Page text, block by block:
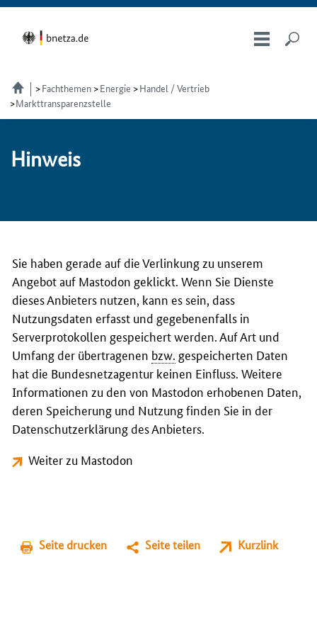
Fachthemen Energie
Handel / Vertrieb
Markttransparenzstelle
Hin­weis
Sie haben gerade auf die Verlinkung zu unserem
Angebot auf Mastodon geklickt. Wenn Sie Dienste
dieses Anbieters nutzen, kann es sein, dass
Nutzungsdaten erfasst und gegebenenfalls in
Serverprotokollen gespeichert werden. Auf Art und
Umfang der übertragenen bzw. gespeicherten Daten
hat die Bundesnetzagentur keinen Einfluss. Weitere
Informationen zu den von Mastodon erhobenen Daten,
deren Speicherung und Nutzung finden Sie in der
Datenschutzerklärung des Anbieters.
Weiter zu Mastodon
Seite drucken Seite teilen Kurzlink